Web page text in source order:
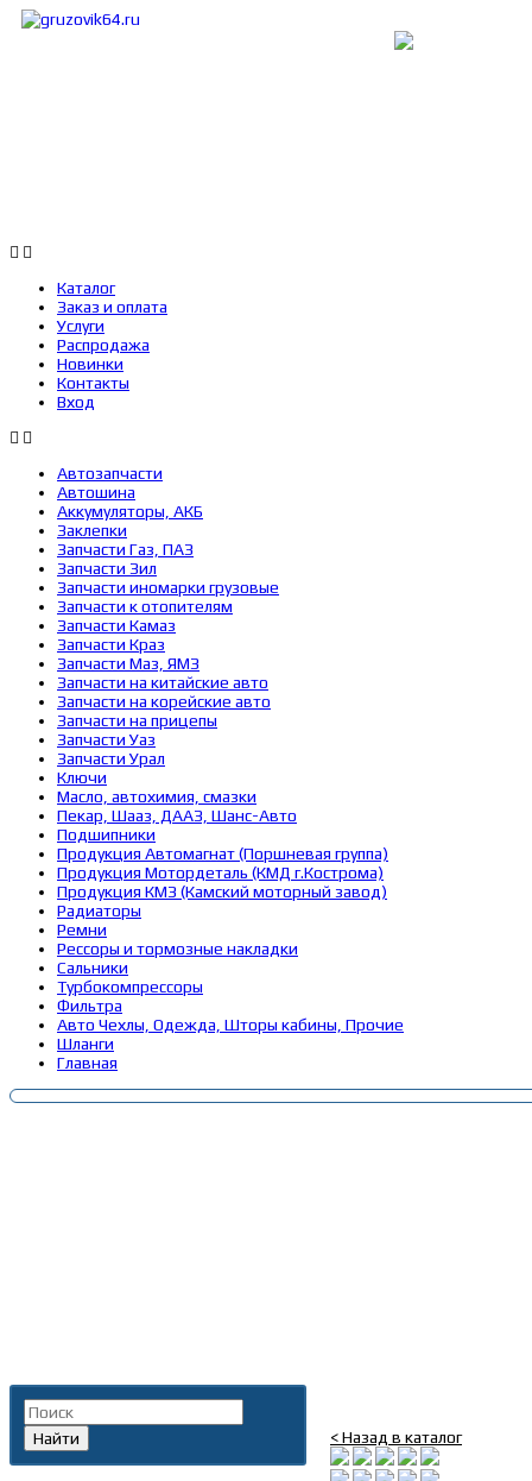
Каталог
Заказ и оплата
Услуги
Распродажа
Новинки
Контакты
Вход
Автозапчасти
Автошина
Аккумуляторы, АКБ
Заклепки
Запчасти Газ, ПАЗ
Запчасти Зил
Запчасти иномарки грузовые
Запчасти к отопителям
Запчасти Камаз
Запчасти Краз
Запчасти Маз, ЯМЗ
Запчасти на китайские авто
Запчасти на корейские авто
Запчасти на прицепы
Запчасти Уаз
Запчасти Урал
Ключи
Масло, автохимия, смазки
Пекар, Шааз, ДААЗ, Шанс-Авто
Подшипники
Продукция Автомагнат (Поршневая группа)
Продукция Мотордеталь (КМД г.Кострома)
Продукция КМЗ (Камский моторный завод)
Радиаторы
Ремни
Рессоры и тормозные накладки
Сальники
Турбокомпрессоры
Фильтра
Авто Чехлы, Одежда, Шторы кабины, Прочие
Шланги
Главная
< Назад в каталог
Найти